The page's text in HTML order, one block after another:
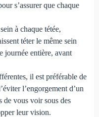
s’assurer que chaque
à chaque tétée,
téter le même sein
journée entière, avant
il est préférable de
l’engorgement d’un
de vous voir sous des
leur vision.